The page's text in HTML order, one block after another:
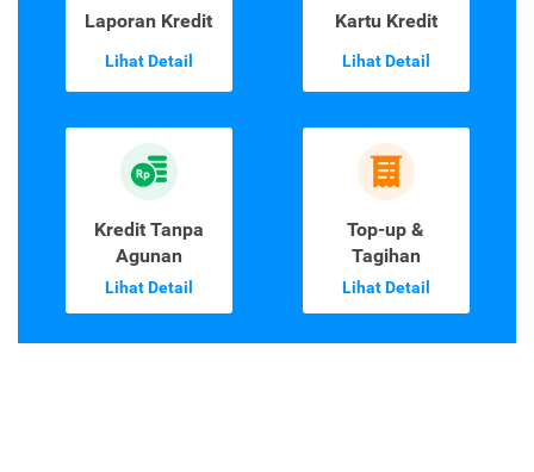
Laporan Kredit
Lihat Detail
Kartu Kredit
Lihat Detail
Kredit Tanpa
Agunan
Lihat Detail
Top-up &
Tagihan
Lihat Detail